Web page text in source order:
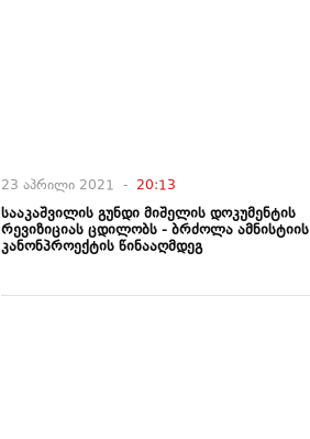
23 აპრილი 2021 - 20:13
სააკაშვილის გუნდი მიშელის დოკუმენტის
რევიზიციას ცდილობს - ბრძოლა ამნისტიის
კანონპროექტის წინააღმდეგ